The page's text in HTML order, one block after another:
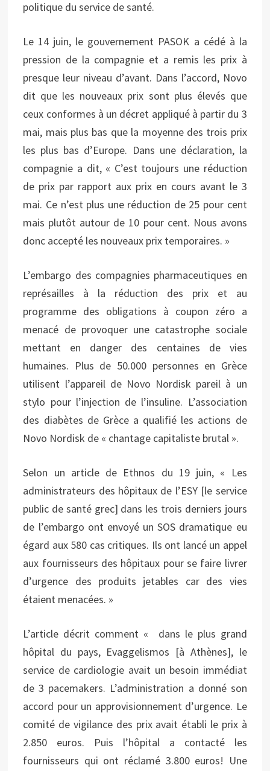
politique du service de santé.
Le 14 juin, le gouvernement PASOK a cédé à la
pression de la compagnie et a remis les prix à
presque leur niveau d’avant. Dans l’accord, Novo
dit que les nouveaux prix sont plus élevés que
ceux conformes à un décret appliqué à partir du 3
mai, mais plus bas que la moyenne des trois prix
les plus bas d’Europe. Dans une déclaration, la
compagnie a dit, « C’est toujours une réduction
de prix par rapport aux prix en cours avant le 3
mai. Ce n’est plus une réduction de 25 pour cent
mais plutôt autour de 10 pour cent. Nous avons
donc accepté les nouveaux prix temporaires. »
L’embargo des compagnies pharmaceutiques en
représailles à la réduction des prix et au
programme des obligations à coupon zéro a
menacé de provoquer une catastrophe sociale
mettant en danger des centaines de vies
humaines. Plus de 50.000 personnes en Grèce
utilisent l’appareil de Novo Nordisk pareil à un
stylo pour l’injection de l’insuline. L’association
des diabètes de Grèce a qualifié les actions de
Novo Nordisk de « chantage capitaliste brutal ».
Selon un article de Ethnos du 19 juin, « Les
administrateurs des hôpitaux de l’ESY [le service
public de santé grec] dans les trois derniers jours
de l’embargo ont envoyé un SOS dramatique eu
égard aux 580 cas critiques. Ils ont lancé un appel
aux fournisseurs des hôpitaux pour se faire livrer
d’urgence des produits jetables car des vies
étaient menacées. »
L’article décrit comment « dans le plus grand
hôpital du pays, Evaggelismos [à Athènes], le
service de cardiologie avait un besoin immédiat
de 3 pacemakers. L’administration a donné son
accord pour un approvisionnement d’urgence. Le
comité de vigilance des prix avait établi le prix à
2.850 euros. Puis l’hôpital a contacté les
fournisseurs qui ont réclamé 3.800 euros! Une